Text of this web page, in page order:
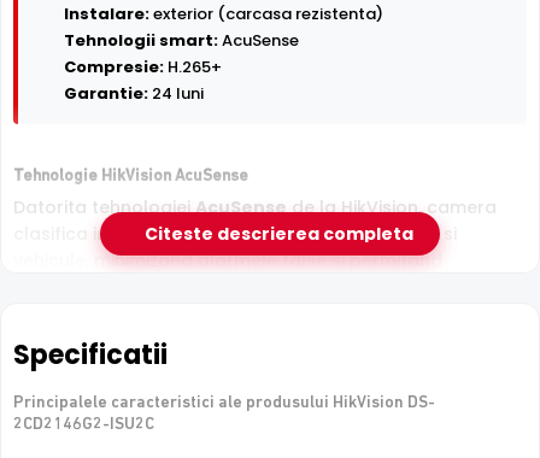
Instalare:exterior (carcasa rezistenta)
Tehnologii smart:AcuSense
Compresie: H.265+
Garantie: 24 luni
Tehnologie HikVision AcuSense
Datorita tehnologieiAcuSensede la HikVision, camera
clasifica inteligent tintele detectate in persoane si
vehicule, minimizand alarmele false si permitand
Citeste descrierea completa
Specificatii
Principalele caracteristici ale produsului HikVision DS-
2CD2146G2-ISU2C